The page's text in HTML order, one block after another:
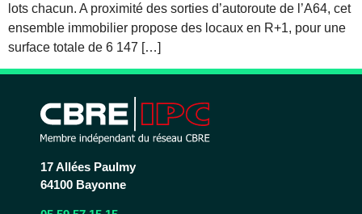
lots chacun. A proximité des sorties d’autoroute de l’A64, cet
ensemble immobilier propose des locaux en R+1, pour une
surface totale de 6 147 […]
17 Allées Paulmy
64100 Bayonne